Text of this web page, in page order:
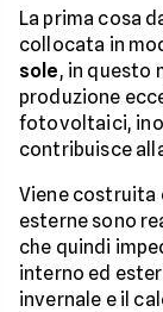
La prima cosa
collocata in
sole, in questo
produzione
fotovoltaici,
contribuisce
Viene costruita
esterne sono
che quindi
interno ed
invernale e il